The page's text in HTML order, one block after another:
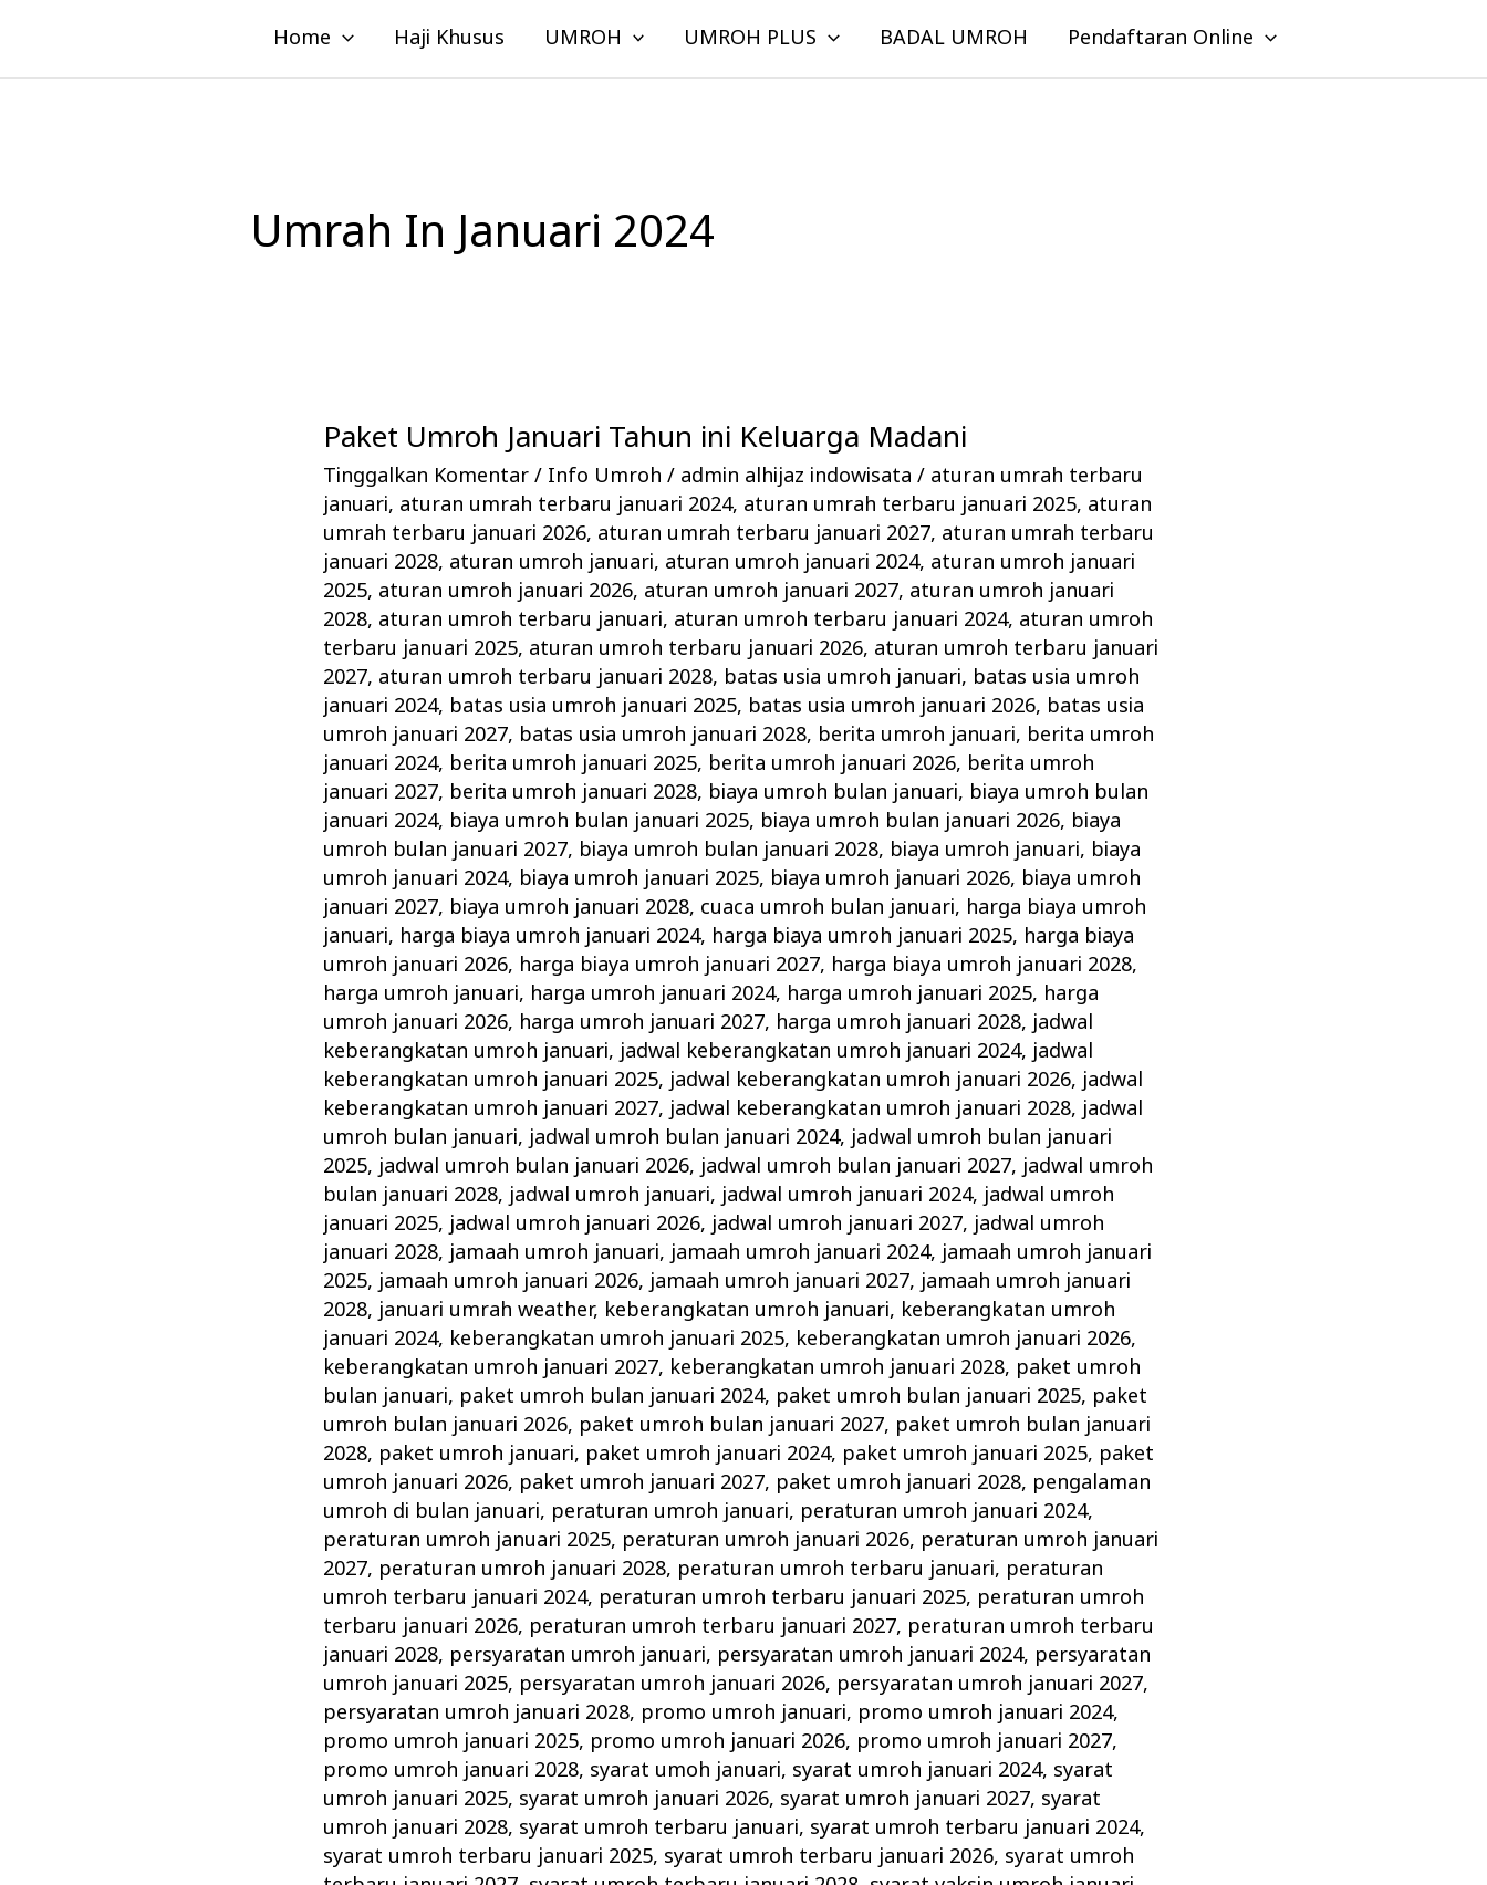
konten
Home Haji Khusus UMROH UMROH PLUS BADAL UMROH Pendaftaran Online
Umrah In Januari 2024
Paket Umroh Januari Tahun ini Keluarga Madani
Tinggalkan Komentar / Info Umroh / admin alhijaz indowisata/ aturan umrah terbaru
januari, aturan umrah terbaru januari 2024, aturan umrah terbaru januari 2025, aturan
umrah terbaru januari 2026, aturan umrah terbaru januari 2027, aturan umrah terbaru
januari 2028, aturan umroh januari, aturan umroh januari 2024, aturan umroh januari
2025, aturan umroh januari 2026, aturan umroh januari 2027, aturan umroh januari
2028, aturan umroh terbaru januari, aturan umroh terbaru januari 2024, aturan umroh
terbaru januari 2025, aturan umroh terbaru januari 2026, aturan umroh terbaru januari
2027, aturan umroh terbaru januari 2028, batas usia umroh januari, batas usia umroh
januari 2024, batas usia umroh januari 2025, batas usia umroh januari 2026, batas usia
umroh januari 2027, batas usia umroh januari 2028, berita umroh januari, berita umroh
januari 2024, berita umroh januari 2025, berita umroh januari 2026, berita umroh
januari 2027, berita umroh januari 2028, biaya umroh bulan januari, biaya umroh bulan
januari 2024, biaya umroh bulan januari 2025, biaya umroh bulan januari 2026, biaya
umroh bulan januari 2027, biaya umroh bulan januari 2028, biaya umroh januari, biaya
umroh januari 2024, biaya umroh januari 2025, biaya umroh januari 2026, biaya umroh
januari 2027, biaya umroh januari 2028, cuaca umroh bulan januari, harga biaya umroh
januari, harga biaya umroh januari 2024, harga biaya umroh januari 2025, harga biaya
umroh januari 2026, harga biaya umroh januari 2027, harga biaya umroh januari 2028,
harga umroh januari, harga umroh januari 2024, harga umroh januari 2025, harga
umroh januari 2026, harga umroh januari 2027, harga umroh januari 2028, jadwal
keberangkatan umroh januari, jadwal keberangkatan umroh januari 2024, jadwal
keberangkatan umroh januari 2025, jadwal keberangkatan umroh januari 2026, jadwal
keberangkatan umroh januari 2027, jadwal keberangkatan umroh januari 2028, jadwal
umroh bulan januari, jadwal umroh bulan januari 2024, jadwal umroh bulan januari
2025, jadwal umroh bulan januari 2026, jadwal umroh bulan januari 2027, jadwal umroh
bulan januari 2028, jadwal umroh januari, jadwal umroh januari 2024, jadwal umroh
januari 2025, jadwal umroh januari 2026, jadwal umroh januari 2027, jadwal umroh
januari 2028, jamaah umroh januari, jamaah umroh januari 2024, jamaah umroh januari
2025, jamaah umroh januari 2026, jamaah umroh januari 2027, jamaah umroh januari
2028, januari umrah weather, keberangkatan umroh januari, keberangkatan umroh
januari 2024, keberangkatan umroh januari 2025, keberangkatan umroh januari 2026,
keberangkatan umroh januari 2027, keberangkatan umroh januari 2028, paket umroh
bulan januari, paket umroh bulan januari 2024, paket umroh bulan januari 2025, paket
umroh bulan januari 2026, paket umroh bulan januari 2027, paket umroh bulan januari
2028, paket umroh januari, paket umroh januari 2024, paket umroh januari 2025, paket
umroh januari 2026, paket umroh januari 2027, paket umroh januari 2028, pengalaman
umroh di bulan januari, peraturan umroh januari, peraturan umroh januari 2024,
peraturan umroh januari 2025, peraturan umroh januari 2026, peraturan umroh januari
2027, peraturan umroh januari 2028, peraturan umroh terbaru januari, peraturan
umroh terbaru januari 2024, peraturan umroh terbaru januari 2025, peraturan umroh
terbaru januari 2026, peraturan umroh terbaru januari 2027, peraturan umroh terbaru
januari 2028, persyaratan umroh januari, persyaratan umroh januari 2024, persyaratan
umroh januari 2025, persyaratan umroh januari 2026, persyaratan umroh januari 2027,
persyaratan umroh januari 2028, promo umroh januari, promo umroh januari 2024,
promo umroh januari 2025, promo umroh januari 2026, promo umroh januari 2027,
promo umroh januari 2028, syarat umoh januari, syarat umroh januari 2024, syarat
umroh januari 2025, syarat umroh januari 2026, syarat umroh januari 2027, syarat
umroh januari 2028, syarat umroh terbaru januari, syarat umroh terbaru januari 2024,
syarat umroh terbaru januari 2025, syarat umroh terbaru januari 2026, syarat umroh
Paket
Umroh
Januari
Tahun
ini
Keluarga
Madani